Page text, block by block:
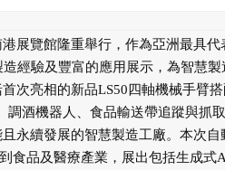
展覽館隆重舉行，作為亞洲最具
經驗及豐富的應用展示，為智慧
次亮相的新品LS50四軸機械手臂
酒機器人、食品輸送帶追蹤與抓
永續發展的智慧製造工廠。本次自
食品及醫療產業，展出包括生成式